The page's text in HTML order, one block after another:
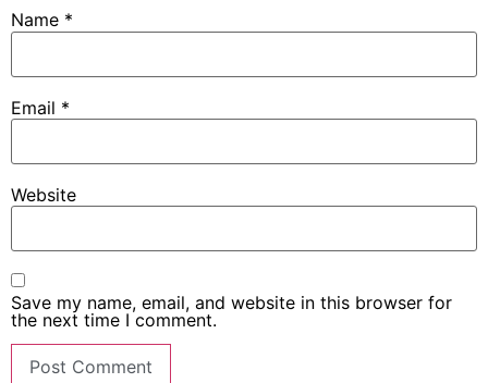
Name *
Email *
Website
Save my name, email, and website in this browser for
the next time I comment.